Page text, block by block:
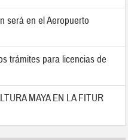
será en el Aeropuerto
trámites para licencias de
MAYA EN LA FITUR